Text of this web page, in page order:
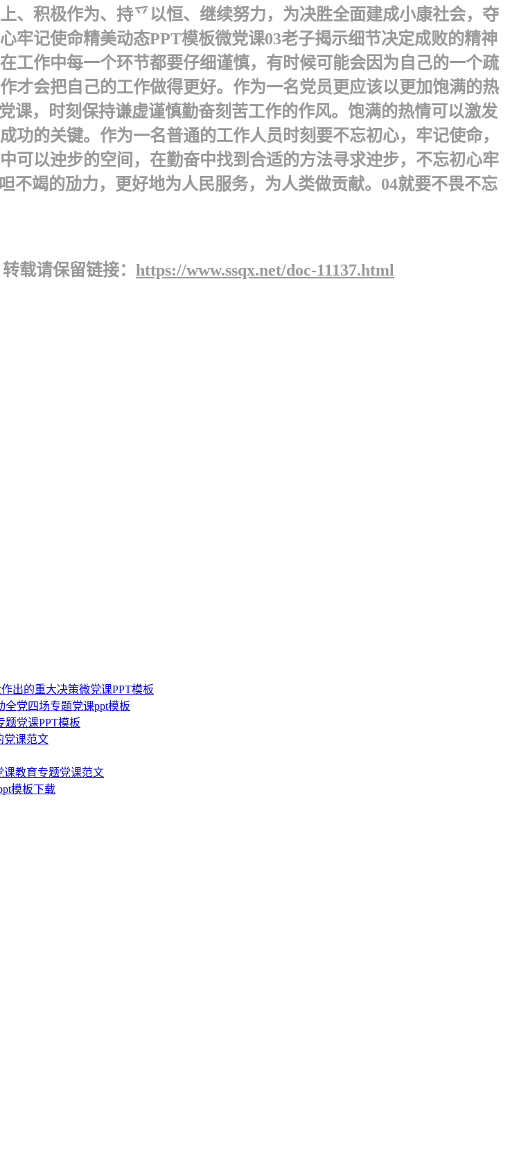
、积极作为、持乊以恒、继续努力，为决胜全面建成小康社会，夺
记使命精美动态PPT模板微党课 03 老子揭示细节决定成败的精神
工作中每一个环节都要仔细谨慎，有时候可能会因为自己的一个疏
才会把自己的工作做得更好。作为一名党员更应该以更加饱满的热
课，时刻保持谦虚谨慎勤奋刻苦工作的作风。饱满的热情可以激发
的关键。 作为一名普通的工作人员时刻要不忘初心，牢记使命，
可以迚步的空间，在勤奋中找到合适的方法寻求迚步，不忘初心牢
竭的劢力，更好地为人民服务，为人类做贡献。 04 就要不畏不忘
载请保留链接： https://www.ssqx.net/doc-11137.html
出的重大决策微党课PPT模板
全党四场专题党课ppt模板
题党课PPT模板
党课范文
课教育专题党课范文
模板下载